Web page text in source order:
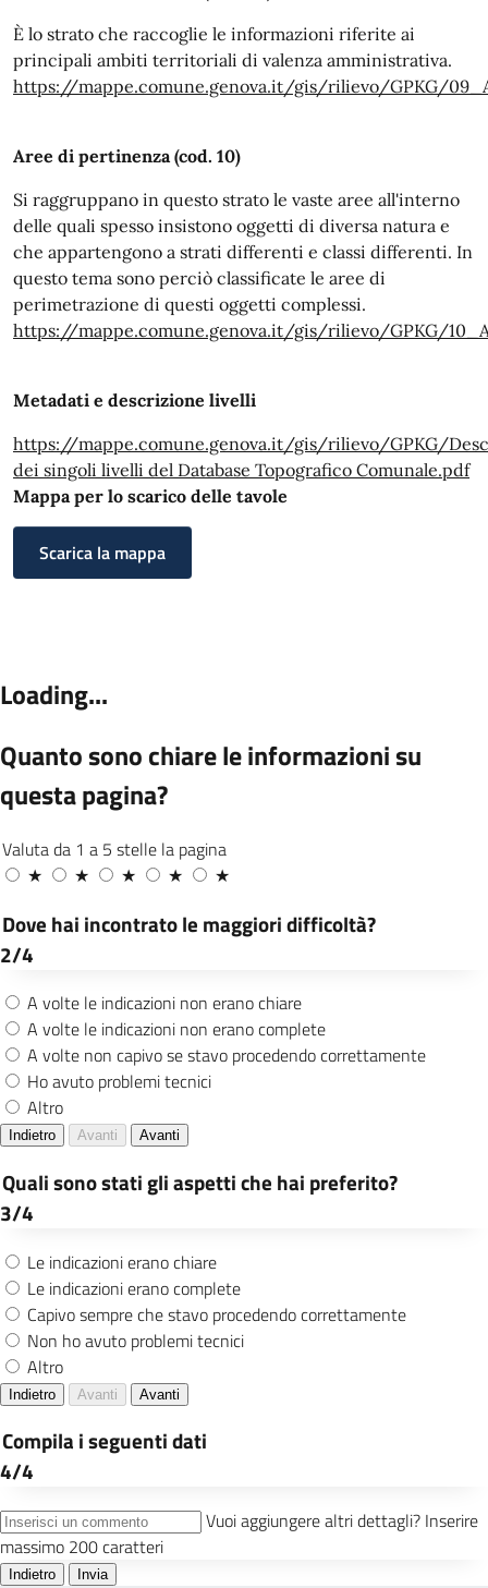
È lo strato che raccoglie le informazioni riferite ai
principali ambiti territoriali di valenza amministrativa.
https://mappe.comune.genova.it/gis/rilievo/GPKG/
Aree di pertinenza (cod. 10)
Si raggruppano in questo strato le vaste aree all'interno
delle quali spesso insistono oggetti di diversa natura e
che appartengono a strati differenti e classi differenti. In
questo tema sono perciò classificate le aree di
perimetrazione di questi oggetti complessi.
https://mappe.comune.genova.it/gis/rilievo/GPKG/
Metadati e descrizione livelli
https://mappe.comune.genova.it/gis/rilievo/GPKG/
dei singoli livelli del Database Topografico Comunale.pdf
Mappa per lo scarico delle tavole
Scarica la mappa